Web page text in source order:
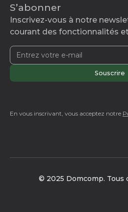
S’abonner
Inscrivez-vous à notre
courant des fonctionnalités
En vous inscrivant, vous acceptez notre
© 2025 Domcomp. Tous